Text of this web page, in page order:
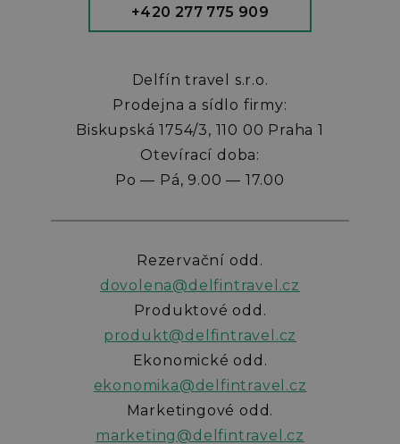
+420 277 775 909
Delfín travel s.r.o.
Prodejna a sídlo firmy:
Biskupská 1754/3, 110 00 Praha 1
Otevírací doba:
Po — Pá, 9.00 — 17.00
Rezervační odd.
dovolena@delfintravel.cz
Produktové odd.
produkt@delfintravel.cz
Ekonomické odd.
ekonomika@delfintravel.cz
Marketingové odd.
marketing@delfintravel.cz